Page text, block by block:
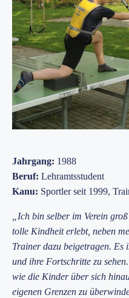
Jahrgang: 1988
Beruf: Lehramtsstudent
Kanu: Sportler seit 1999,
„Ich bin selber im Verein
tolle Kindheit erlebt, neben
Trainer dazu beigetragen.
und ihre Fortschritte zu
wie die Kinder über sich
eigenen Grenzen zu